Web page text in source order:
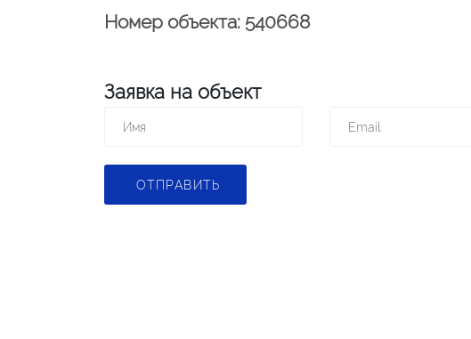
Номер объекта: 540668
Заявка на объект
ОТПРАВИТЬ